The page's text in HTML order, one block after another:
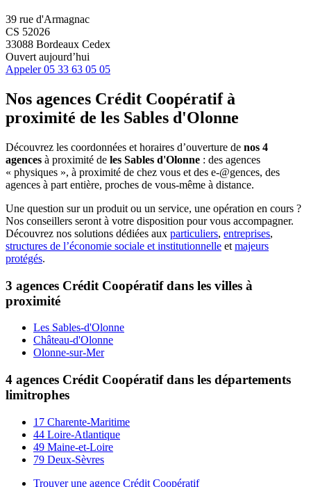
39 rue d'Armagnac
CS 52026
33088 Bordeaux Cedex
Ouvert aujourd’hui
Appeler 05 33 63 05 05
Nos agences Crédit Coopératifà
proximité de les Sables d'Olonne
Découvrez les coordonnées et horaires d’ouverture de nos 4
agences à proximité de les Sables d'Olonne : des agences
« physiques », à proximité de chez vous et des e-@gences, des
agences à part entière, proches de vous-même à distance.
Une question sur un produit ou un service, une opération en cours ?
Nos conseillers seront à votre disposition pour vous accompagner.
Découvrez nos solutions dédiées aux particuliers, entreprises,
structures de l’économie sociale et institutionnelle et majeurs
protégés.
3 agences Crédit Coopératif dans les villes à
proximité
Les Sables-d'Olonne
Château-d'Olonne
Olonne-sur-Mer
4 agences Crédit Coopératif dans les départements
limitrophes
17 Charente-Maritime
44 Loire-Atlantique
49 Maine-et-Loire
79 Deux-Sèvres
Trouver une agence Crédit Coopératif